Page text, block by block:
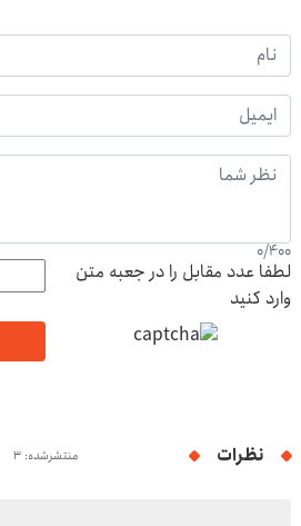
0/400
لطفا عدد مقابل را در جعبه متن
وارد کنید
نظرات منتشرشده: 3